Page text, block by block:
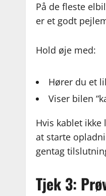
På de fleste
er et godt
Hold øje med:
Hører du et
Viser bilen
Hvis kablet
at starte
gentag
Tjek 3: